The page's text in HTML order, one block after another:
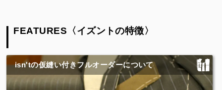
FEATURES〈イズントの特徴〉
isn'tの仮縫い付きフルオーダーについて